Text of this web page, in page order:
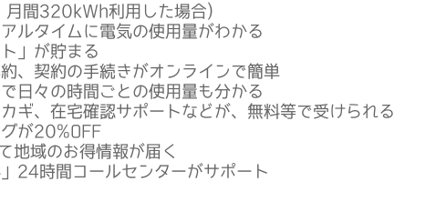
間320kWh利用した場合)
ルタイムに電気の使用量がわかる
」が貯まる
、契約の手続きがオンラインで簡単
日々の時間ごとの使用量も分かる
ギ、在宅確認サポートなどが、無料等で受けられる
グが20%OFF
地域のお得情報が届く
」24時間コールセンターがサポート